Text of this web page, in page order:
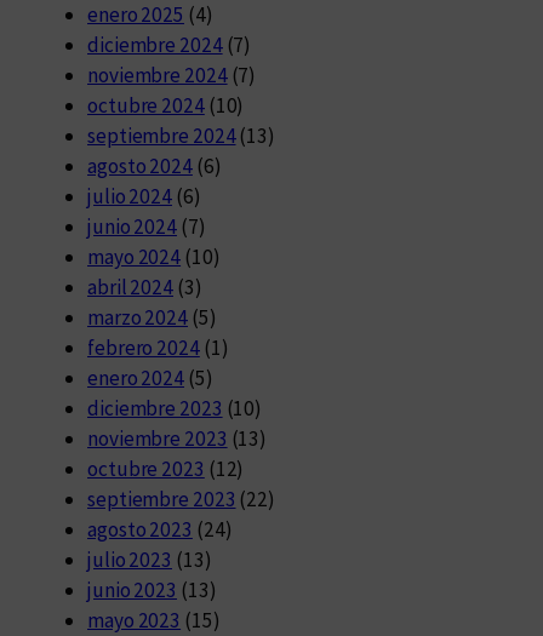
enero 2025 (4)
diciembre 2024(7)
noviembre 2024(7)
octubre 2024(10)
septiembre 2024(13)
agosto 2024(6)
julio 2024 (6)
junio 2024 (7)
mayo 2024 (10)
abril 2024 (3)
marzo 2024 (5)
febrero 2024(1)
enero 2024 (5)
diciembre 2023 (10)
noviembre 2023 (13)
octubre 2023 (12)
septiembre 2023 (22)
agosto 2023 (24)
julio 2023 (13)
junio 2023 (13)
mayo 2023 (15)